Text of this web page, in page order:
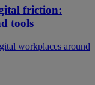
friction:
tools
workplaces around